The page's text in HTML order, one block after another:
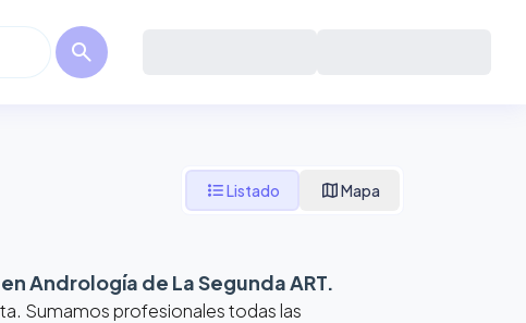
search
format_list_bulletedListado mapMapa
Andrología de La Segunda ART.
Sumamos profesionales todas las